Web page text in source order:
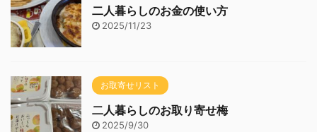
二人暮らしのお金の使い方
2025/11/23
お取寄せリスト
二人暮らしのお取り寄せ梅
2025/9/30